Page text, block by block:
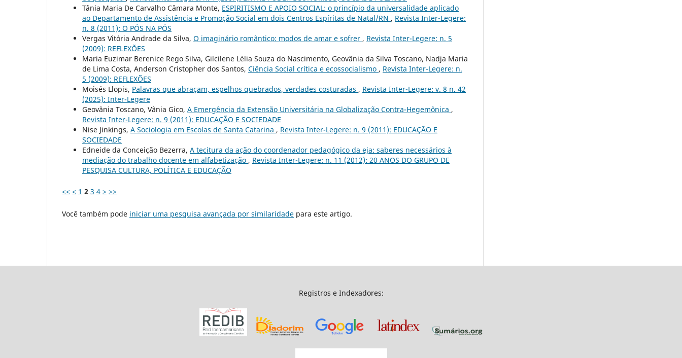
Tânia Maria De Carvalho Câmara Monte, ESPIRITISMO E APOIO SOCIAL: o princípio da universalidade aplicado
ao Departamento de Assistência e Promoção Social em dois Centros Espíritas de Natal/RN , Revista Inter-Legere:
n. 8 (2011): O PÓS NA PÓS
Vergas Vitória Andrade da Silva, O imaginário romântico: modos de amar e sofrer , Revista Inter-Legere: n. 5
(2009): REFLEXÕES
Maria Euzimar Berenice Rego Silva, Gilcilene Lélia Souza do Nascimento, Geovânia da Silva Toscano, Nadja Maria
de Lima Costa, Anderson Cristopher dos Santos, Ciência Social crítica e ecossocialismo , Revista Inter-Legere: n.
5 (2009): REFLEXÕES
Moisés Llopis, Palavras que abraçam, espelhos quebrados, verdades costuradas , Revista Inter-Legere: v. 8 n. 42
(2025): Inter-Legere
Geovânia Toscano, Vânia Gico, A Emergência da Extensão Universitária na Globalização Contra-Hegemônica ,
Revista Inter-Legere: n. 9 (2011): EDUCAÇÃO E SOCIEDADE
Nise Jinkings, A Sociologia em Escolas de Santa Catarina , Revista Inter-Legere: n. 9 (2011): EDUCAÇÃO E
SOCIEDADE
Edneide da Conceição Bezerra, A tecitura da ação do coordenador pedagógico da eja: saberes necessários à
mediação do trabalho docente em alfabetização , Revista Inter-Legere: n. 11 (2012): 20 ANOS DO GRUPO DE
PESQUISA CULTURA, POLÍTICA E EDUCAÇÃO
<< < 1 2 3 4 > >>
Você também pode iniciar uma pesquisa avançada por similaridade para este artigo.
Registros e Indexadores: